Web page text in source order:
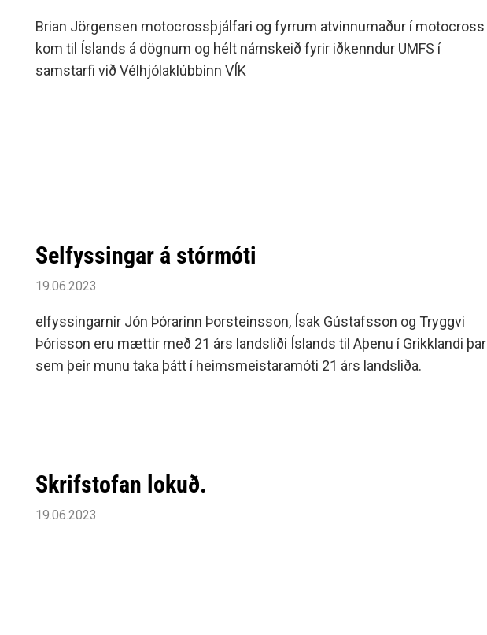
Umgengnisreglur
Brian Jörgensen motocrossþjálfari og fyrrum atvinnumaður í motocross
kom til Íslands á dögnum og hélt námskeið fyrir iðkenndur UMFS í
samstarfi við Vélhjólaklúbbinn VÍK
Selfyssingar á stórmóti
19.06.2023
elfyssingarnir Jón Þórarinn Þorsteinsson, Ísak Gústafsson og Tryggvi
Þórisson eru mættir með 21 árs landsliði Íslands til Aþenu í Grikklandi þar
sem þeir munu taka þátt í heimsmeistaramóti 21 árs landsliða.
Skrifstofan lokuð.
19.06.2023